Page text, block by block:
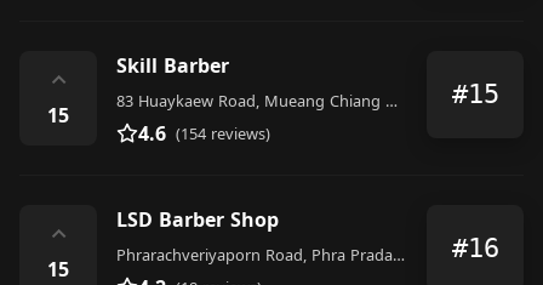
⌃
15
Skill Barber
83 Huaykaew Road, Mueang Chiang Mai District
4.6 (154 reviews)
#15
⌃
15
LSD Barber Shop
Phrarachveriyaporn Road, Phra Pradaeng District #16